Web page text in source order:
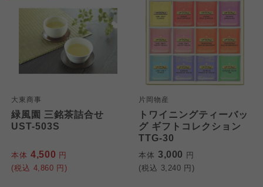
大東商事
緑風園 三銘茶詰合せ
UST-503S
本体 4,500 円
(税込 4,860 円)
片岡物産
トワイニングティーバッ
グ ギフトコレクション
TTG-30
本体 3,000 円
(税込 3,240 円)